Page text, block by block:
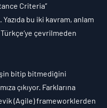
Criteria”
bu iki kavram, anlam
Türkçe’ye çevrilmeden
bitip bitmediğini
çıkıyor. Farklarına
(Agile) frameworklerden